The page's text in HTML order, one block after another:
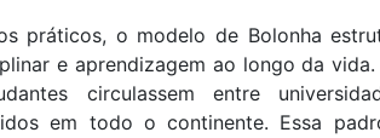
práticos, o modelo de Bolonha
e aprendizagem ao longo da
circulassem entre
em todo o continente. Essa